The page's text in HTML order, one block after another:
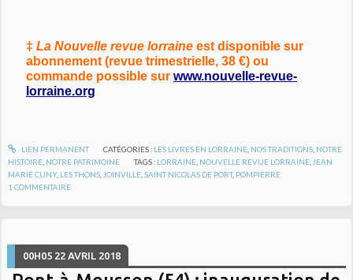
‡ La Nouvelle revue lorraineest disponible sur
abonnement (revue trimestrielle, 38 €) ou
commande possible sur www.nouvelle-revue-
lorraine.org
LIEN PERMANENT CATÉGORIES : LES LIVRES EN LORRAINE, NOS TRADITIONS, NOTRE
HISTOIRE NOTRE PATRIMOINE TAGS : LORRAINE NOUVELLE REVUE LORRAINE JEAN
MARIE CUNY, LES THONS JOINVILLE ,SAINT NICOLAS DE PORT, POMPIERRE
1 COMMENTAIRE
00H05 22 AVRIL 2018